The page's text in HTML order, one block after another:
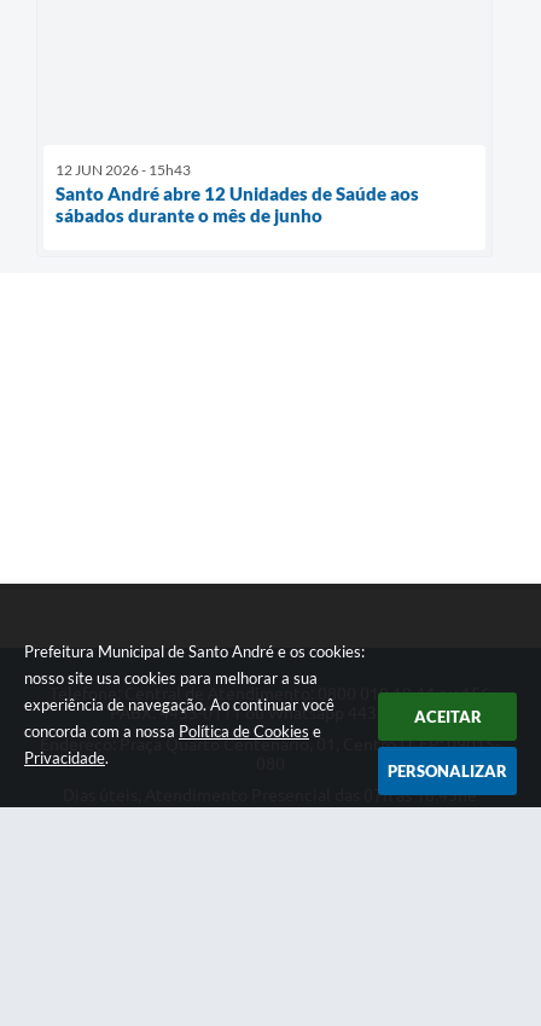
Prefeitura Municipal de Santo André e os cookies:
nosso site usa cookies para melhorar a sua
experiência de navegação. Ao continuar você
concorda com a nossa Política de Cookies e
Privacidade.
ACEITAR
PERSONALIZAR
12 JUN 2026 - 15h43
Santo André abre 12 Unidades de Saúde aos
sábados durante o mês de junho
Telefone: Central de Atendimento: 0800 019 19 44 ou 156
PABX: 4433-0111 ou Whatsapp 4433-0123
Endereço: Praça Quarto Centenário, 01, Centro | CEP: 09015-
Dias úteis, Atendimento Presencial das 07h as 18:45he